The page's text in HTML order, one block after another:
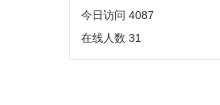
今日访问 4087
在线人数 31